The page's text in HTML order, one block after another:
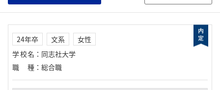
24年卒 文系
女性
学校名 ： 同志社大学
職種 ： 総合職